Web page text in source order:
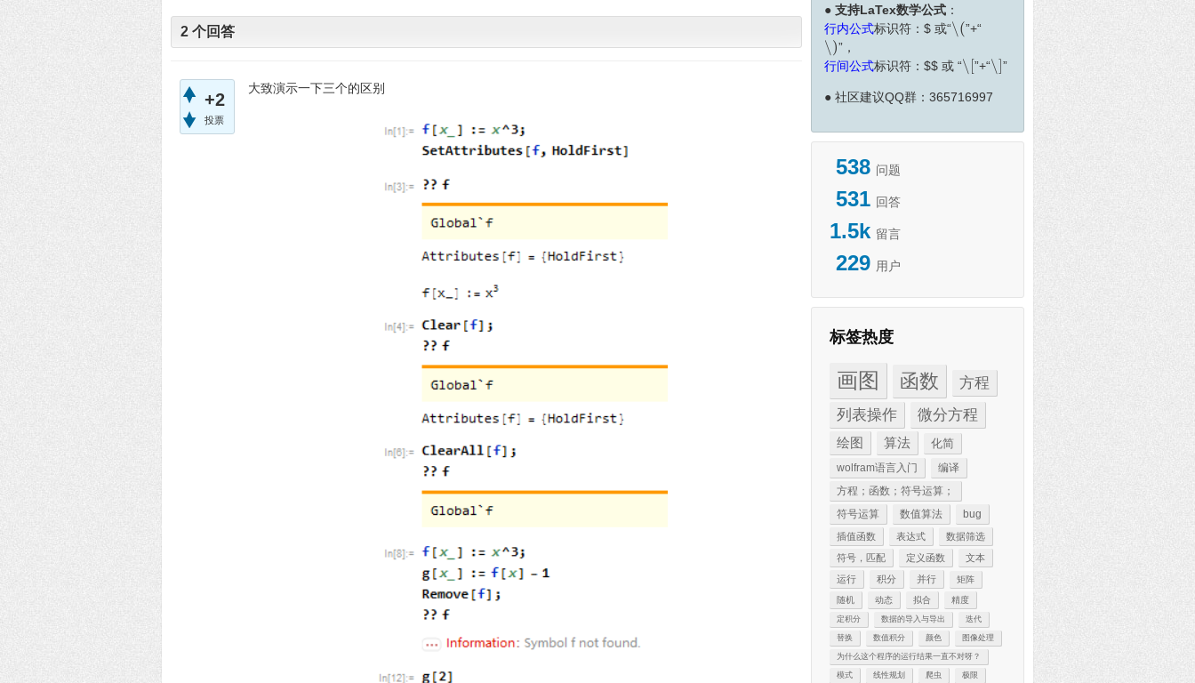
● 支持LaTex数学公式 ：
行内公式标识符： $ 或“∖(
∖ ( ”+“
∖)
∖ ) ”，
行间公式标识符： $$ 或 “∖
∖ ”+“∖
∖ ”
● 社区建议QQ群：365716997
538 问题
531 回答
1.5k 留言
229 用户
标签热度
画图 函数
方程
列表操作
微分方程
绘图 算法 化简
wolfram语言入门
编译
方程；函数；符号运算；
符号运算
数值算法 bug
插值函数 表达式
数据筛选
符号，匹配
定义函数
文本
运行
积分 并行 矩阵
随机 动态 拟合 精度
定积分 数据的导入与导出 迭代
替换 数值积分 颜色 图像处理
为什么这个程序的运行结果一直不对呀？
模式 线性规划 爬虫 极限
2 个回答
+2
投票
大致演示一下三个的区别